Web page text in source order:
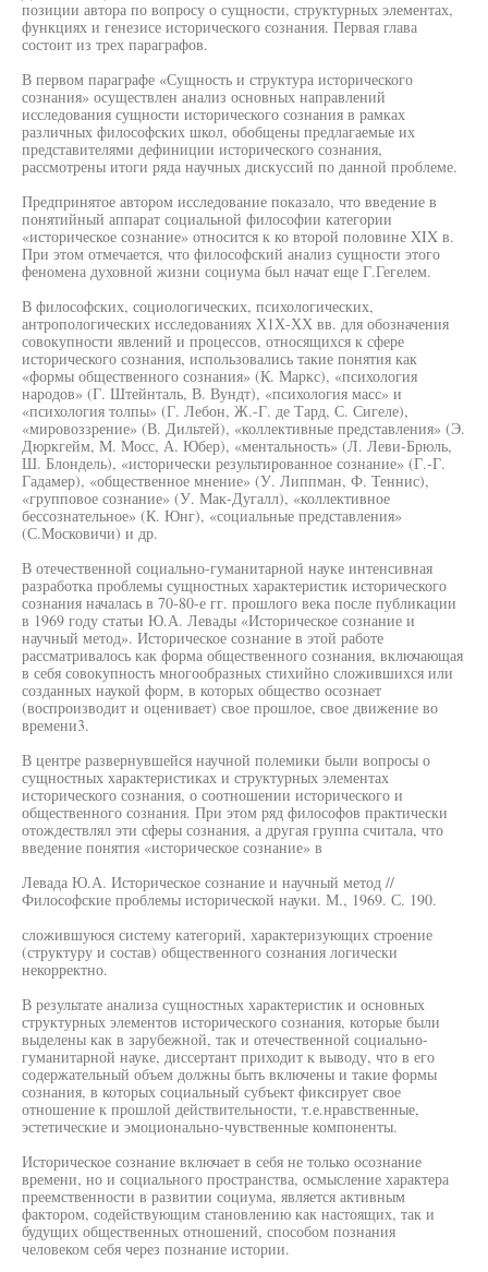
позиции автора по вопросу о сущности, структурных элементах,
функциях и генезисе исторического сознания. Первая глава
состоит из трех параграфов.
В первом параграфе «Сущность и структура исторического
сознания» осуществлен анализ основных направлений
исследования сущности исторического сознания в рамках
различных философских школ, обобщены предлагаемые их
представителями дефиниции исторического сознания,
рассмотрены итоги ряда научных дискуссий по данной проблеме.
Предпринятое автором исследование показало, что введение в
понятийный аппарат социальной философии категории
«историческое сознание» относится к ко второй половине XIX в.
При этом отмечается, что философский анализ сущности этого
феномена духовной жизни социума был начат еще Г.Гегелем.
В философских, социологических, психологических,
антропологических исследованиях Х1Х-ХХ вв. для обозначения
совокупности явлений и процессов, относящихся к сфере
исторического сознания, использовались такие понятия как
«формы общественного сознания» (К. Маркс), «психология
народов» (Г. Штейнталь, В. Вундт), «психология масс» и
«психология толпы» (Г. Лебон, Ж.-Г. де Тард, С. Сигеле),
«мировоззрение» (В. Дильтей), «коллективные представления» (Э.
Дюркгейм, М. Мосс, А. Юбер), «ментальность» (Л. Леви-Брюль,
Ш. Блондель), «исторически результированное сознание» (Г.-Г.
Гадамер), «общественное мнение» (У. Липпман, Ф. Теннис),
«групповое сознание» (У. Мак-Дугалл), «коллективное
бессознательное» (К. Юнг), «социальные представления»
(С.Московичи) и др.
В отечественной социально-гуманитарной науке интенсивная
разработка проблемы сущностных характеристик исторического
сознания началась в 70-80-е гг. прошлого века после публикации
в 1969 году статьи Ю.А. Левады «Историческое сознание и
научный метод». Историческое сознание в этой работе
рассматривалось как форма общественного сознания, включающая
в себя совокупность многообразных стихийно сложившихся или
созданных наукой форм, в которых общество осознает
(воспроизводит и оценивает) свое прошлое, свое движение во
времени3.
В центре развернувшейся научной полемики были вопросы о
сущностных характеристиках и структурных элементах
исторического сознания, о соотношении исторического и
общественного сознания. При этом ряд философов практически
отождествлял эти сферы сознания, а другая группа считала, что
введение понятия «историческое сознание» в
Левада Ю.А. Историческое сознание и научный метод //
Философские проблемы исторической науки. М., 1969. С. 190.
сложившуюся систему категорий, характеризующих строение
(структуру и состав) общественного сознания логически
некорректно.
В результате анализа сущностных характеристик и основных
структурных элементов исторического сознания, которые были
выделены как в зарубежной, так и отечественной социально-
гуманитарной науке, диссертант приходит к выводу, что в его
содержательный объем должны быть включены и такие формы
сознания, в которых социальный субъект фиксирует свое
отношение к прошлой действительности, т.е.нравственные,
эстетические и эмоционально-чувственные компоненты.
Историческое сознание включает в себя не только осознание
времени, но и социального пространства, осмысление характера
преемственности в развитии социума, является активным
фактором, содействующим становлению как настоящих, так и
будущих общественных отношений, способом познания
человеком себя через познание истории.